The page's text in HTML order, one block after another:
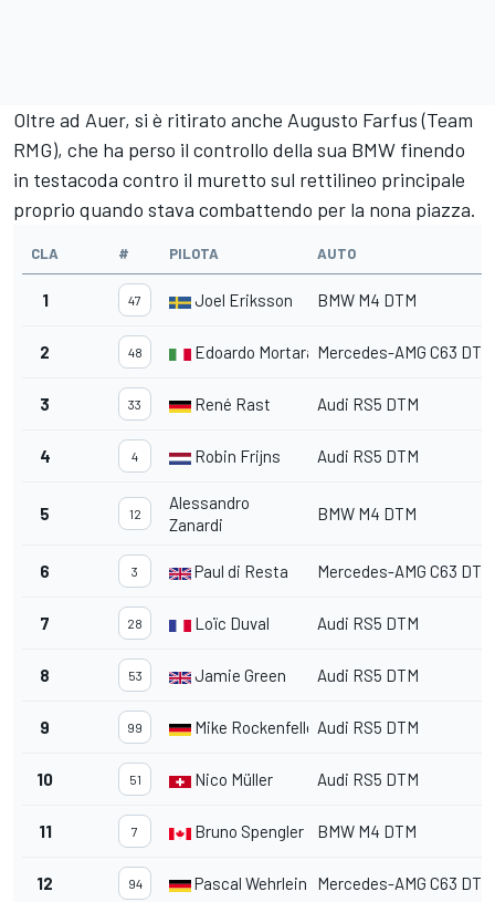
Oltre ad Auer, si è ritirato anche Augusto Farfus (Team
RMG), che ha perso il controllo della sua BMW finendo
in testacoda contro il muretto sul rettilineo principale
proprio quando stava combattendo per la nona piazza.
CLA # PILOTA AUTO
1 47 Joel Eriksson BMW M4 DTM
2 48 Edoardo Mortara Mercedes-AMG C63 DTM
3 33 René Rast Audi RS5 DTM
4 4 Robin Frijns Audi RS5 DTM
5 12
Alessandro
Zanardi
BMW M4 DTM
6 3 Paul di Resta Mercedes-AMG C63 DTM
7 28 Loïc Duval Audi RS5 DTM
8 53 Jamie Green Audi RS5 DTM
9 99 Mike RockenfellerAudi RS5 DTM
10 51 Nico Müller Audi RS5 DTM
11 7 Bruno Spengler BMW M4 DTM
12 94 Pascal Wehrlein Mercedes-AMG C63 DTM